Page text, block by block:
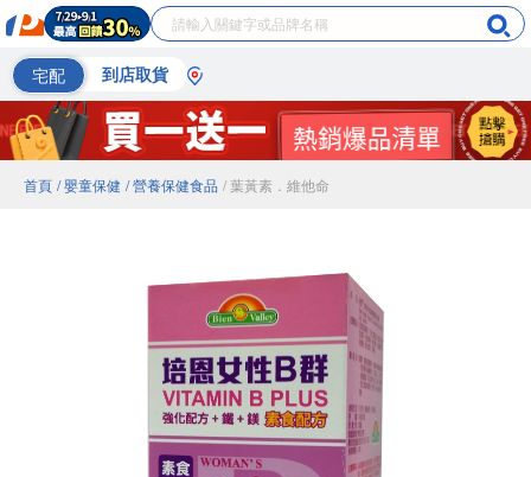
宅配 到店取貨
首頁 / 嬰童保健 / 營養保健食品 / 葉黃素．維他命